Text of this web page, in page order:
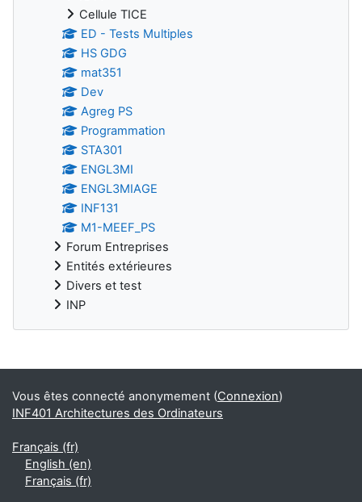
Cellule TICE
ED - Tests Multiples
HS GDG
mat351
Dev
Agreg PS
Programmation
STA301
ENGL3MI
ENGL3MIAGE
INF131
M1-MEEF_PS
Forum Entreprises
Entités extérieures
Divers et test
INP
Blocs supplémentaires
Vous êtes connecté anonymement (Connexion)
INF401 Architectures des Ordinateurs
Français ‎(fr)‎
English ‎(en)‎
Français ‎(fr)‎